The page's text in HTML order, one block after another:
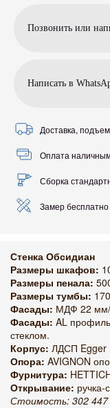
Позвонить или
Написать в
Доставка,
Оплата
Сборка
Замер бесплатно
Стенка Обсидиан
Размеры шкафов:
Размеры пенала:
Размеры тумбы:
Фасады: МДФ 22 мм/
Фасады: AL
стеклом.
Корпус: ЛДСП Egger
Опора: AVIGNON
Фурнитура:
Открывание:
Стоимость: 302 447